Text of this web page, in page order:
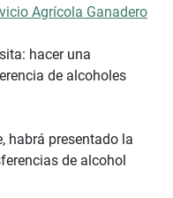
Agrícola Ganadero
hacer una
de alcoholes
habrá presentado la
de alcohol